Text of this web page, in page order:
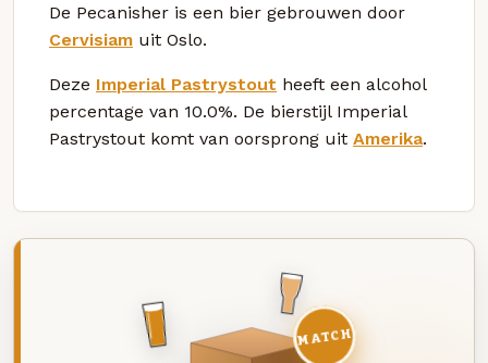
De Pecanisher is een bier gebrouwen door
Cervisiam uit Oslo.
Deze Imperial Pastrystout heeft een alcohol
percentage van 10.0%. De bierstijl Imperial
Pastrystout komt van oorsprong uit Amerika.
MATCH